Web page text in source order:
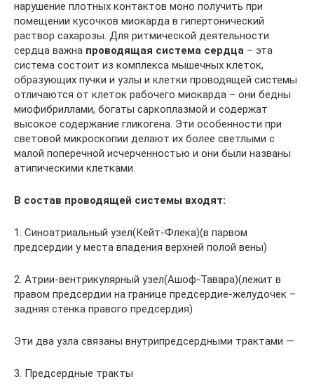
нарушение плотных контактов моно получить при
помещении кусочков миокарда в гипертонический
раствор сахарозы. Для ритмической деятельности
сердца важна проводящая система сердца – эта
система состоит из комплекса мышечных клеток,
образующих пучки и узлы и клетки проводящей системы
отличаются от клеток рабочего миокарда – они бедны
миофибриллами, богаты саркоплазмой и содержат
высокое содержание гликогена. Эти особенности при
световой микроскопии делают их более светлыми с
малой поперечной исчерченностью и они были названы
атипическими клетками.
В состав проводящей системы входят:
1. Синоатриальный узел(Кейт-Флека)(в парвом
предсердии у места впадения верхней полой вены)
2. Атрии-вентрикулярный узел(Ашоф-Тавара)(лежит в
правом предсердии на границе предсердие-желудочек –
задняя стенка правого предсердия)
Эти два узла связаны внутрипредсердными трактами —
3. Предсердные тракты